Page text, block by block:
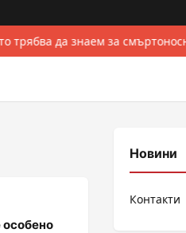
трябва да знаем за
Новини
Контакти